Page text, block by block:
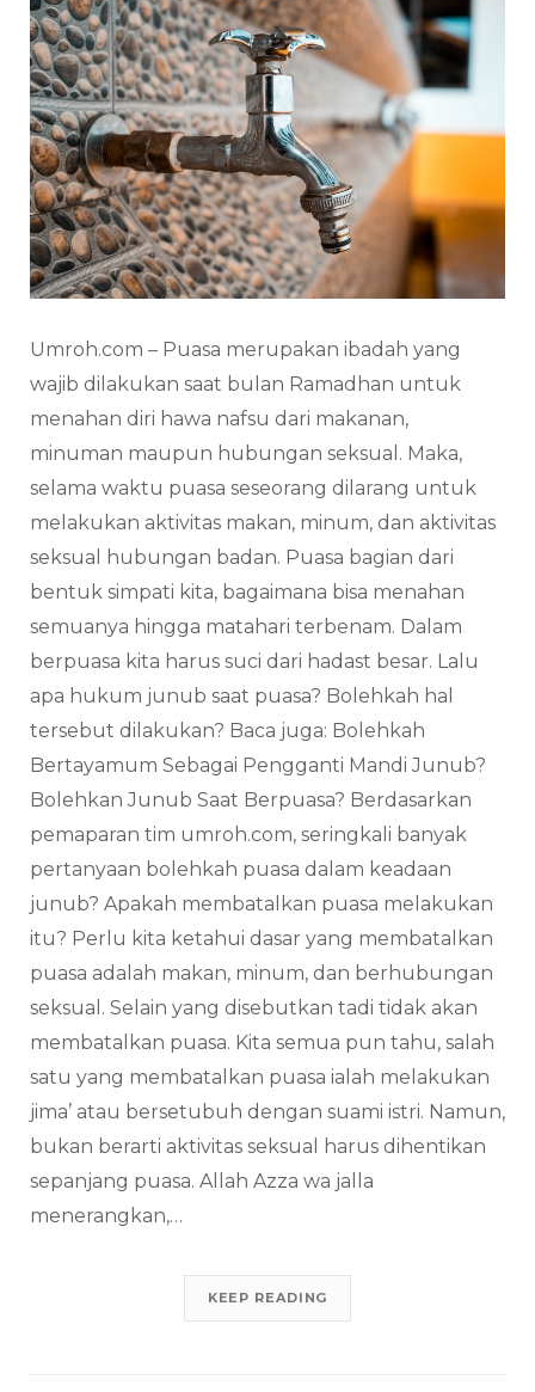
Umroh.com – Puasa merupakan ibadah yang
wajib dilakukan saat bulan Ramadhan untuk
menahan diri hawa nafsu dari makanan,
minuman maupun hubungan seksual. Maka,
selama waktu puasa seseorang dilarang untuk
melakukan aktivitas makan, minum, dan aktivitas
seksual hubungan badan. Puasa bagian dari
bentuk simpati kita, bagaimana bisa menahan
semuanya hingga matahari terbenam. Dalam
berpuasa kita harus suci dari hadast besar. Lalu
apa hukum junub saat puasa? Bolehkah hal
tersebut dilakukan? Baca juga: Bolehkah
Bertayamum Sebagai Pengganti Mandi Junub?
Bolehkan Junub Saat Berpuasa? Berdasarkan
pemaparan tim umroh.com, seringkali banyak
pertanyaan bolehkah puasa dalam keadaan
junub? Apakah membatalkan puasa melakukan
itu? Perlu kita ketahui dasar yang membatalkan
puasa adalah makan, minum, dan berhubungan
seksual. Selain yang disebutkan tadi tidak akan
membatalkan puasa. Kita semua pun tahu, salah
satu yang membatalkan puasa ialah melakukan
jima’ atau bersetubuh dengan suami istri. Namun,
bukan berarti aktivitas seksual harus dihentikan
sepanjang puasa. Allah Azza wa jalla
menerangkan,…
KEEP READING